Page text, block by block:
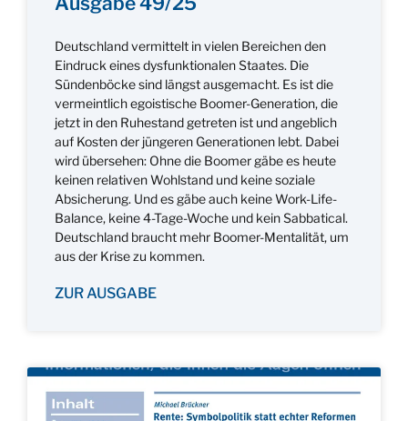
Deutschland vermittelt in vielen Bereichen den
Eindruck eines dysfunktionalen Staates. Die
Sündenböcke sind längst ausgemacht. Es ist die
vermeintlich egoistische Boomer-Generation, die
jetzt in den Ruhestand getreten ist und angeblich
auf Kosten der jüngeren Generationen lebt. Dabei
wird übersehen: Ohne die Boomer gäbe es heute
keinen relativen Wohlstand und keine soziale
Absicherung. Und es gäbe auch keine Work-Life-
Balance, keine 4-Tage-Woche und kein Sabbatical.
Deutschland braucht mehr Boomer-Mentalität, um
aus der Krise zu kommen.
ZUR AUSGABE